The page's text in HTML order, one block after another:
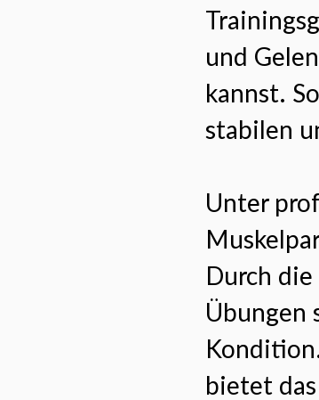
und
kannst.
stabilen
Unter
Durch
Übungen
bietet